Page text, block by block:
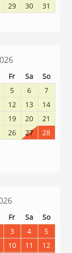
29 30
31
Fr Sa
So
5 6
7
12 13
14
19 20
21
26 27
28
Fr Sa
So
3 4
5
10 11
12